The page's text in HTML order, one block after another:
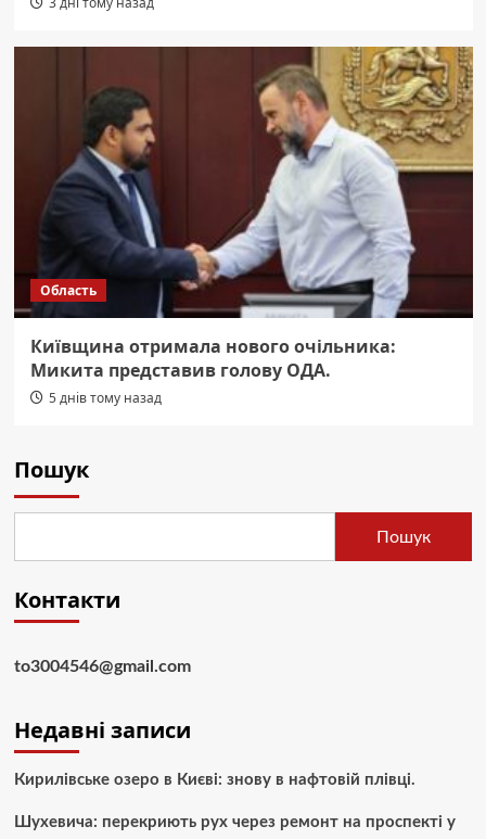
Область
Київщина отримала нового очільника:
Микита представив голову ОДА.
5 днів тому назад
Пошук
Пошук
Контакти
to3004546@gmail.com
Недавні записи
Кирилівське озеро в Києві: знову в нафтовій плівці.
Шухевича: перекриють рух через ремонт на проспекті у